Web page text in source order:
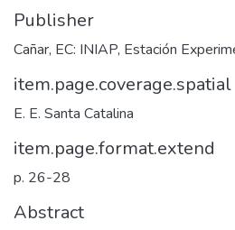
Publisher
Cañar, EC: INIAP, Estación
item.page.coverage.spatial
E. E. Santa Catalina
item.page.format.extend
p. 26-28
Abstract